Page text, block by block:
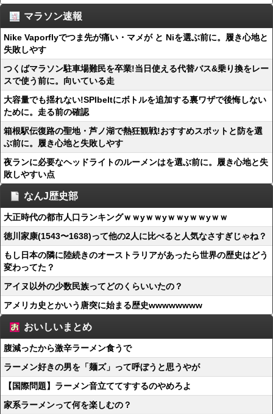
マラソン速報
Nike Vaporflyでつま先が痛い・マメが と Niを選ぶ前に。履き心地と
失敗しやす
つくばマラソン駐車場難民を卒業!当日使える代替バス&乗り換をレー
スで使う前に。向いている走
大容量でも揺れない!SPIbeltにボトルを追加する裏ワザで後悔しない
ために。走る前の確認
箱根駅伝復路の聖地・芦ノ湖で熱狂観戦!おすすめスポットと防を選
ぶ前に。履き心地と失敗しやす
夜ランに必要なヘッドライトのルーメンはを選ぶ前に。履き心地と失
敗しやすい点
なんJ歴史部
大正時代の都市人口ランキングｗｗyｗｗyｗｗyｗｗyｗｗ
徳川家康(1543〜1638)って他の2人に比べると人気なさすぎじゃね？
もし日本の隣に陸続きのオーストラリアがあったら世界の歴史はどう
変わってた？
アイヌ以外の少数民族ってどのくらいいたの？
アメリカ史とかいう唐突に始まる歴史wwwwwwww
おいしいまとめ
腹減ったから激辛ラーメン食うで
ラーメン好きの男を「麺ズ」って呼ぼうと思うやが
【国際問題】ラーメン音立ててすするのやめろよ
家系ラーメンって何を楽しむの？